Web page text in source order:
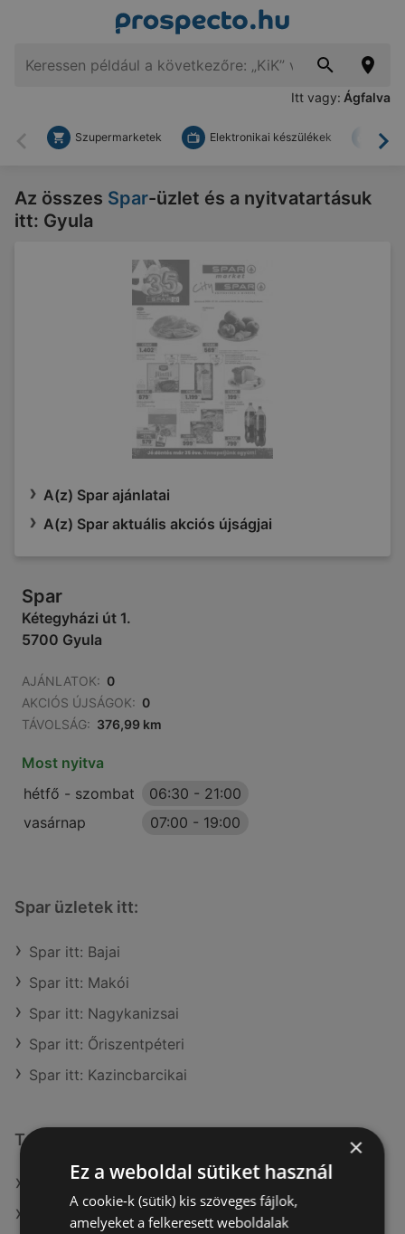
Itt vagy: Ágfalva
Vissza
Szupermarketek Elektronikai készülékek
Az összes Spar-üzlet és a nyitvatartásuk
itt: Gyula
A(z) Spar ajánlatai
A(z) Spar aktuális akciós újságjai
Spar
Kétegyházi út 1.
5700 Gyula
AJÁNLATOK: 0
AKCIÓS ÚJSÁGOK: 0
TÁVOLSÁG: 376,99 km
Most nyitva
hétfő - szombat
06:30 - 21:00
vasárnap
07:00 - 19:00
Spar üzletek itt:
Spar itt: Bajai
Spar itt: Makói
Spar itt: Nagykanizsai
Spar itt: Őriszentpéteri
Spar itt: Kazincbarcikai
További linkek
A(z) Spar ajánlatai
A(z) Metro ajánlatai
×
Ez a weboldal sütiket használ
A cookie-k (sütik) kis szöveges fájlok,
amelyeket a felkeresett weboldalak